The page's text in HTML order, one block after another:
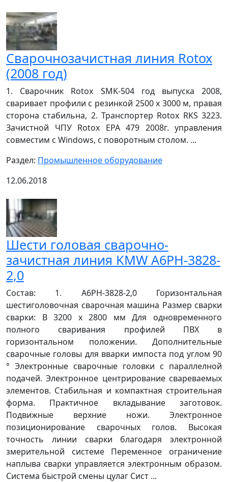
Cварочнозачистная линия Rotox
(2008 год)
1. Сварочник Rotox SMK-504 год выпуска 2008,
сваривает профили с резинкой 2500 х 3000 м, правая
сторона стабильна, 2. Транспортер Rotox RKS 3223.
Зачистной ЧПУ Rotox EPA 479 2008г. управления
совместим с Windows, с поворотным столом. ...
Раздел: Промышленное оборудование
12.06.2018
Шести головая сварочно-
зачистная линия KMW A6PH-3828-
2,0
Cостав: 1. A6PH-3828-2,0 Горизонтальная
шестиголовочная сварочная машина Размер сварки
сварки: В 3200 x 2800 мм Для одновременного
полного сваривания профилей ПВХ в
горизонтальном положении. Дополнительные
сварочные головы для вварки импоста под углом 90
° Электронные сварочные головки с параллелной
подачей. Электронное центрирование свареваемых
элементов. Стабильная и компактная строительная
форма. Практичное вкладывание заготовок.
Подвижные верхние ножи. Электронное
позиционирование сварочных голов. Высокая
точность линии сварки благодаря электронной
змерительной системе Переменное ограничение
наплыва сварки управляется электронным образом.
Система быстрой смены цулаг Сист ...